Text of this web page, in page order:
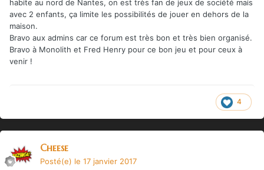
habite au nord de Nantes, on est très fan de jeux de société mais
avec 2 enfants, ça limite les possibilités de jouer en dehors de la
maison.
Bravo aux admins car ce forum est très bon et très bien organisé.
Bravo à Monolith et Fred Henry pour ce bon jeu et pour ceux à
venir !
4
Cheese
Posté(e) le 17 janvier 2017